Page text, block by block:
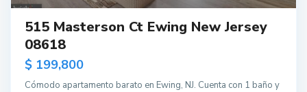
515 Masterson Ct Ewing New Jersey
08618
$ 199,800
Cómodo apartamento barato en Ewing, NJ. Cuenta con 1 baño y